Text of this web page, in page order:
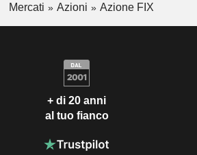
Mercati Azioni Azione FIX
+ di 20 anni
al tuo fianco